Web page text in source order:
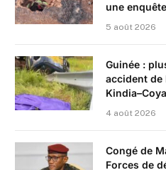
une
5 août 2026
Guinée :
accident de
4 août 2026
Congé de
Forces de